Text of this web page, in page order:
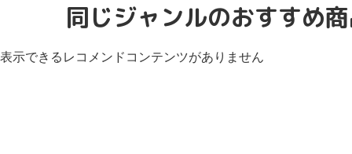
同じジャンルのおすすめ
表示できるレコメンドコンテンツがありません